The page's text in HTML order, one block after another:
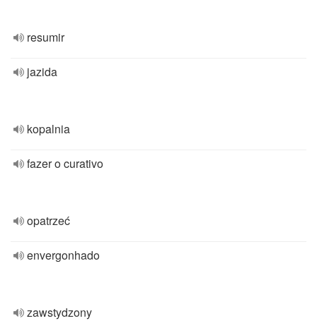
resumir
jazida
kopalnia
fazer o curativo
opatrzeć
envergonhado
zawstydzony